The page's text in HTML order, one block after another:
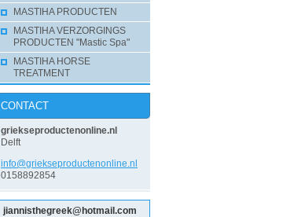
MASTIHA PRODUCTEN
MASTIHA VERZORGINGS
PRODUCTEN "Mastic Spa"
MASTIHA HORSE
TREATMENT
CONTACT
griekseproductenonline.nl
Delft
info@griekseproductenonl ine.nl
0158892854
jiannisthegreek@hotmail.com